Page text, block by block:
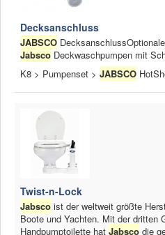
Decksanschluss
JABSCO
Jabsco Deckwaschpumpen mit
K8 > Pumpenset > JABSCO
Twist-n-Lock
Jabsco ist der weltweit größte
Boote und Yachten. Mit der dritten
Handpumptoilette hat Jabsco die